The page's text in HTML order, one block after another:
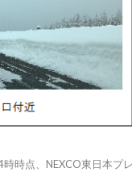
時点、NEXCO東日本プ